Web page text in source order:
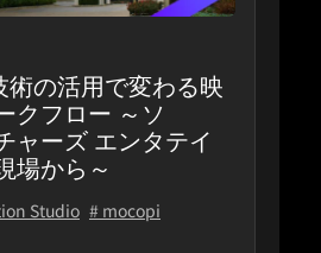
術の活用で変わる映
クフロー ～ソ
ャーズ エンタテイ
場から～
Studio # mocopi